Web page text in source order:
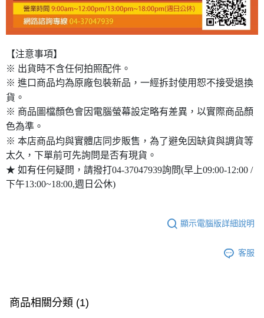
【注意事項】
※ 出貨時不含任何拍照配件。
※ 進口商品均為原廠包裝新品，一經拆封使用恕不接受退換
貨。
※ 商品圖檔顏色會因電腦螢幕設定略有差異，以實際商品顏
色為準。
※ 本店商品均與實體店同步販售，為了避免因缺貨與調貨等
太久，下單前可先詢問是否有現貨。
★ 如有任何疑問，請撥打04-37047939詢問(早上09:00-12:00 /
下午13:00~18:00,週日公休)
顯示電腦版詳細說明
客服
商品相關分類 (1)